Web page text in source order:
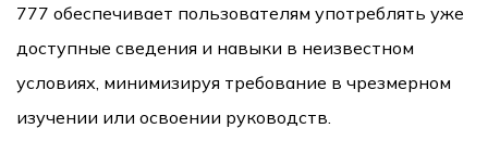
777 обеспечивает пользователям употреблять уже
доступные сведения и навыки в неизвестном
условиях, минимизируя требование в чрезмерном
изучении или освоении руководств.